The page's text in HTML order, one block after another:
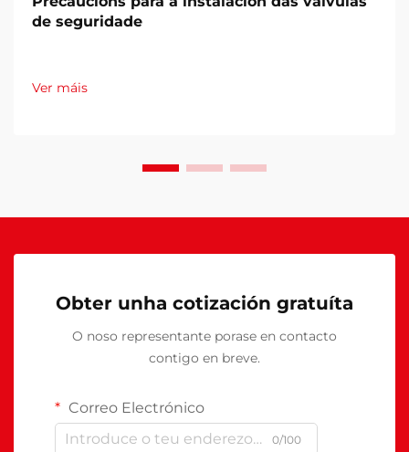
de seguridade
Ver máis
Obter unha cotización gratuíta
O noso representante porase en contacto
contigo en breve.
Correo Electrónico
0/100